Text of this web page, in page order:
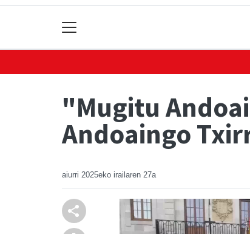
"Mugitu
Andoaingo
aiurri 2025eko irailaren 27a